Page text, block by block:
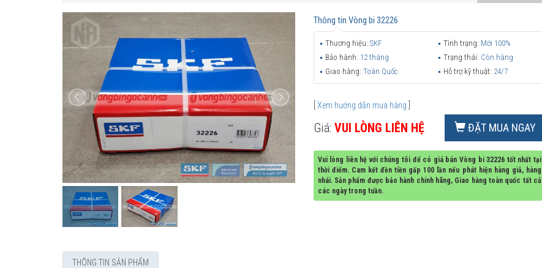
Thông tin Vòng bi 32226
Thương hiệu: SKF Tình trạng: Mới 100%
Bảo hành: 12 tháng Trạng thái: Còn hàng
Giao hàng: Toàn Quốc Hỗ trợ kỹ thuật: 24/7
Xem hướng dẫn mua hàng
Giá: VUI LÒNG LIÊN HỆ ĐẶT MUA NGAY
Vui lòng liên hệ với chúng tôi để có giá bán Vòng bi 32226 tốt nhất tại
thời điểm. Cam kết đền tiền gấp 100 lần nếu phát hiện hàng giả, hàng
nhái. Sản phẩm được bảo hành chính hãng, Giao hàng toàn quốc tất cả
các ngày trong tuần.
THÔNG TIN SẢN PHẨM